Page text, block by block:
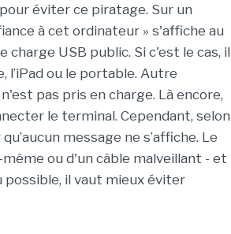
éviter ce piratage. Sur un
à cet ordinateur » s'affiche au
charge USB public. Si c'est le cas, il
ou le portable. Autre
pas pris en charge. Là encore,
le terminal. Cependant, selon
message ne s’affiche. Le
ou d'un câble malveillant - et
possible, il vaut mieux éviter